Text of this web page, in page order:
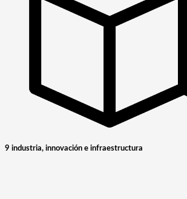
9 industria, innovación e infraestructura